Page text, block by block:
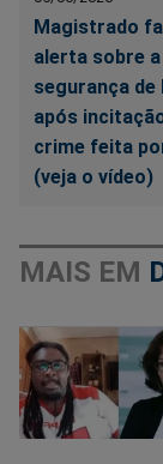
Magistrado
alerta sobre a
segurança de
após
crime feita
(veja o vídeo)
MAIS EM